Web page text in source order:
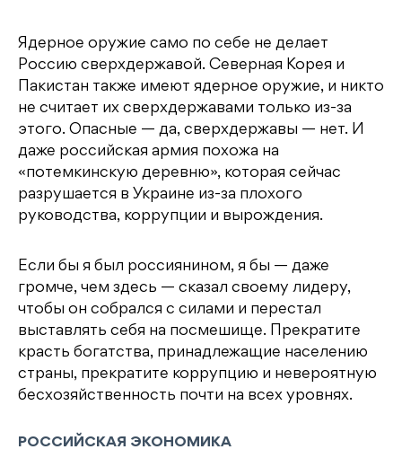
Ядерное оружие само по себе не делает
Россию сверхдержавой. Северная Корея и
Пакистан также имеют ядерное оружие, и никто
не считает их сверхдержавами только из-за
этого. Опасные — да, сверхдержавы — нет. И
даже российская армия похожа на
«потемкинскую деревню», которая сейчас
разрушается в Украине из-за плохого
руководства, коррупции и вырождения.
Если бы я был россиянином, я бы — даже
громче, чем здесь — сказал своему лидеру,
чтобы он собрался с силами и перестал
выставлять себя на посмешище. Прекратите
красть богатства, принадлежащие населению
страны, прекратите коррупцию и невероятную
бесхозяйственность почти на всех уровнях.
РОССИЙСКАЯ ЭКОНОМИКА